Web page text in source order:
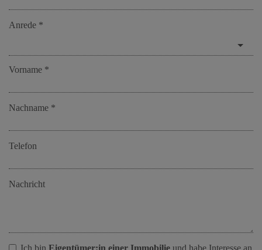
Anrede
Vorname
Nachname
Telefon
Nachricht